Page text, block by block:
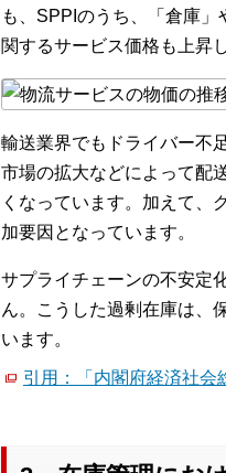
も、SPPIのうち、「倉庫
関するサービス価格も上昇
輸送業界でもドライバー不
市場の拡大などによって配
くなっています。加えて、
加要因となっています。
サプライチェーンの不安定
ん。こうした過剰在庫は、
います。
引用：「内閣府経済社会